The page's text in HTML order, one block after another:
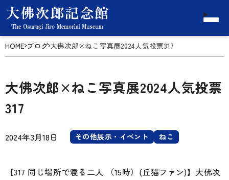
HOME ブログ 大佛次郎×ねこ写真展2024人気投票317
大佛次郎×ねこ写真展2024人気投票
317
2024年3月18日 その他展示・イベント ねこ
【317 同じ場所で寝る二人 （15時）(丘猫ファン)】大佛次